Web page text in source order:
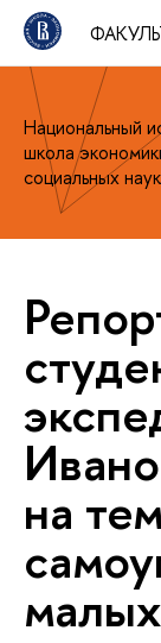
Национальный
школа
социальных наук
на